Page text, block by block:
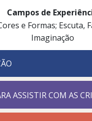
Campos de
e Formas; Escuta,
Imaginação
ASSISTIR COM AS